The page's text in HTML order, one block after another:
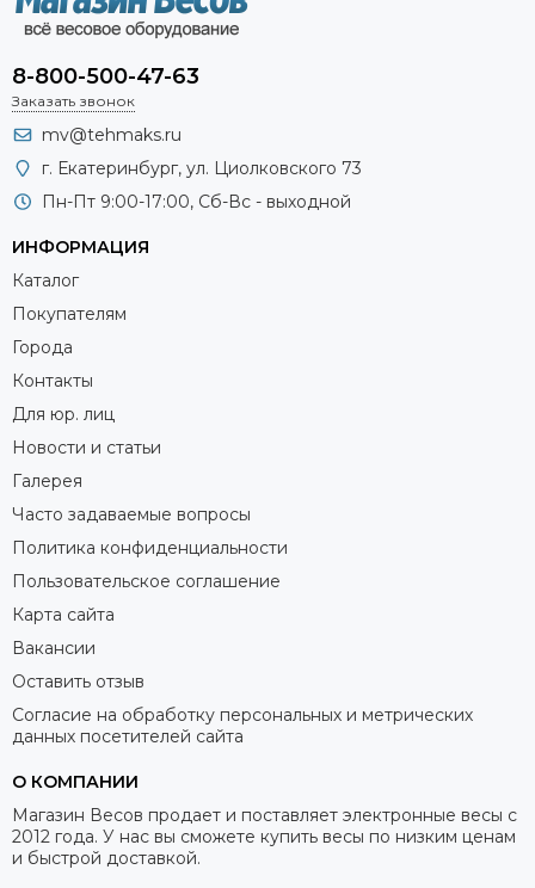
8-800-500-47-63
Заказать звонок
mv@tehmaks.ru
г. Екатеринбург, ул. Циолковского 73
Пн-Пт 9:00-17:00, Сб-Вс - выходной
ИНФОРМАЦИЯ
Каталог
Покупателям
Города
Контакты
Для юр. лиц
Новости и статьи
Галерея
Часто задаваемые вопросы
Политика конфиденциальности
Пользовательское соглашение
Карта сайта
Вакансии
Оставить отзыв
Согласие на обработку персональных и метрических
данных посетителей сайта
О КОМПАНИИ
Магазин Весов продает и поставляет электронные весы с
2012 года. У нас вы сможете купить весы по низким ценам
и быстрой доставкой.